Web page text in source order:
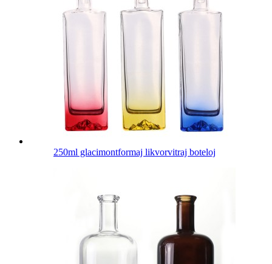
250ml glacimontformaj likvorvitraj boteloj